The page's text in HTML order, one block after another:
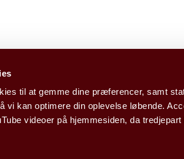
til at gemme dine præferencer, samt
vi kan optimere din oplevelse løbende.
videoer på hjemmesiden, da